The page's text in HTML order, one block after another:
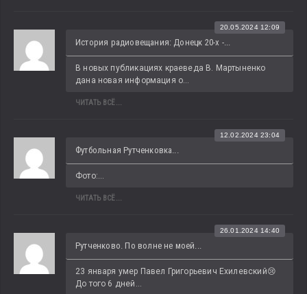
История радиовещания: Донецк 20-х -...
20.05.2024 12:09
В новых публикациях краеведа В. Мартыненко
дана новая информация о...
ЧИТАТЬ ВСЁ...
Футбольная Рутченковка...
12.02.2024 23:04
Фото:...
ЧИТАТЬ ВСЁ...
Рутченково. По волне не моей...
26.01.2024 14:40
23 января умер Павел Григорьевич Ехилевский😢
До того 6 дней...